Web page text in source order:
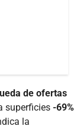
de ofertas
superficies -69%
la